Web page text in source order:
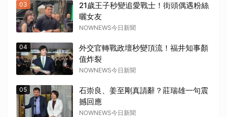
03
21歲王子秒變追愛戰士！街頭偶遇粉絲
曬女友
NOWNEWS今日新聞
04
外交官轉戰政壇秒變頂流！福井知事顏
值炸裂
NOWNEWS今日新聞
05
石崇良、姜至剛真請辭？莊瑞雄一句震
撼回應
NOWNEWS今日新聞